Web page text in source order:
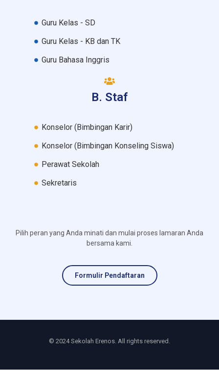
Guru Kelas - SD
Guru Kelas - KB dan TK
Guru Bahasa Inggris
B. Staf
Konselor (Bimbingan Karir)
Konselor (Bimbingan Konseling Siswa)
Perawat Sekolah
Sekretaris
Pilih peran yang Anda minati dan mulai proses lamaran Anda
bersama kami.
Formulir Pendaftaran
© 2024 Sekolah Erenos. All rights reserved.